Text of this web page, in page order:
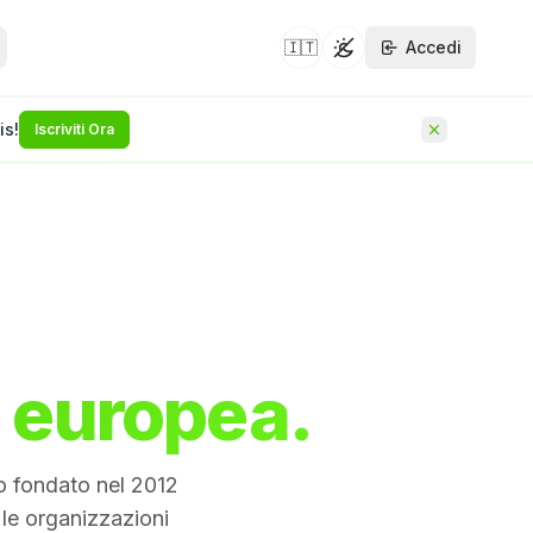
di sicurezza —
e
🇮🇹 Toggle theme
Accedi
Iscriviti Ora
fondato nel 2012
organizzazioni